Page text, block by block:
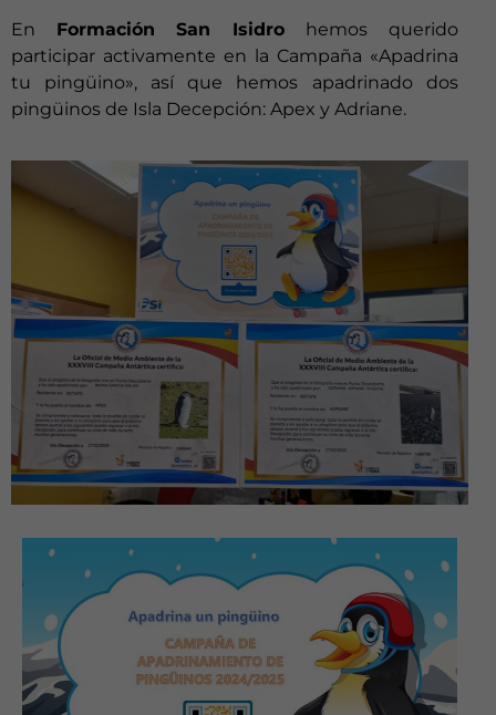
En Formación San Isidro hemos querido
participar activamente en la Campaña «Apadrina
tu pingüino», así que hemos apadrinado dos
pingüinos de Isla Decepción: Apex y Adriane.